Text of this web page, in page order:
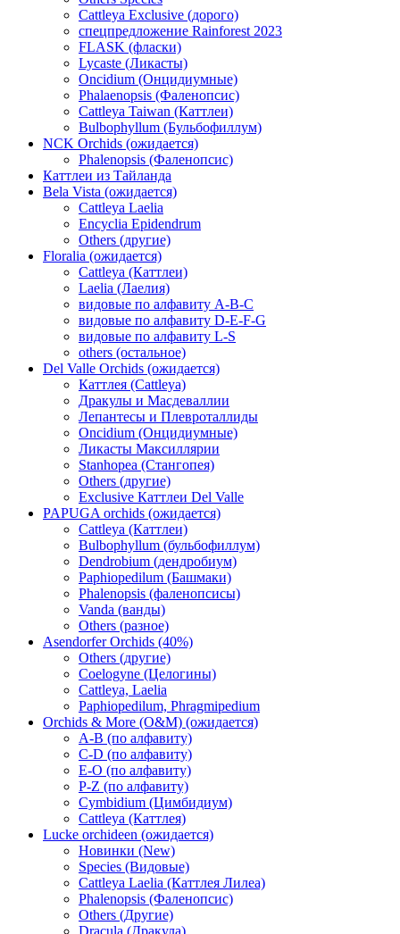
Cattleya Exclusive (дорого)
спецпредложение Rainforest 2023
FLASK (фласки)
Lycaste (Ликасты)
Oncidium (Онцидиумные)
Phalaenopsis (Фаленопсис)
Cattleya Taiwan (Каттлеи)
Bulbophyllum (Бульбофиллум)
NCK Orchids (ожидается)
Phalenopsis (Фаленопсис)
Каттлеи из Тайланда
Bela Vista (ожидается)
Cattleya Laelia
Encyclia Epidendrum
Others (другие)
Floralia (ожидается)
Cattleya (Каттлеи)
Laelia (Лаелия)
видовые по алфавиту A-B-C
видовые по алфавиту D-E-F-G
видовые по алфавиту L-S
others (остальное)
Del Valle Orchids (ожидается)
Каттлея (Cattleya)
Дракулы и Масдеваллии
Лепантесы и Плевроталлиды
Oncidium (Онцидиумные)
Ликасты Максиллярии
Stanhopea (Стангопея)
Others (другие)
Exclusive Каттлеи Del Valle
PAPUGA orchids (ожидается)
Cattleya (Каттлеи)
Bulbophyllum (бульбофиллум)
Dendrobium (дендробиум)
Paphiopedilum (Башмаки)
Phalenopsis (фаленопсисы)
Vanda (ванды)
Others (разное)
Asendorfer Orchids (40%)
Others (другие)
Coelogyne (Целогины)
Cattleya, Laelia
Paphiopedilum, Phragmipedium
Orchids & More (O&M) (ожидается)
A-B (по алфавиту)
C-D (по алфавиту)
E-O (по алфавиту)
P-Z (по алфавиту)
Cymbidium (Цимбидиум)
Cattleya (Каттлея)
Lucke orchideen (ожидается)
Новинки (New)
Species (Видовые)
Cattleya Laelia (Каттлея Лилеа)
Phalenopsis (Фаленопсис)
Others (Другие)
Dracula (Дракула)